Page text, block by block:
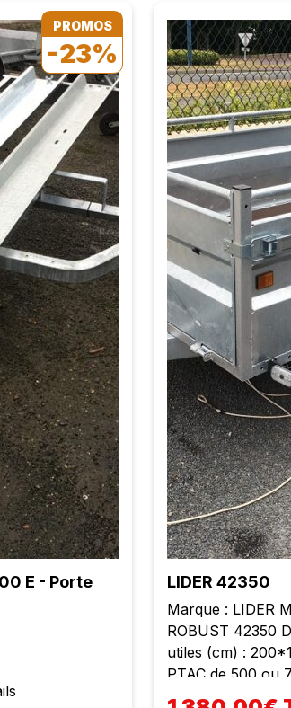
PROMOS
-23%
E - Porte
LIDER 42350
Marque : LIDER
ROBUST 42350
utiles (cm) :
PTAC de 500 ou
Poids à vide : 206